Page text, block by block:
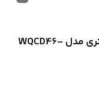
الکتروپمپ لجن‌کش گالی 4 اینچ 10 متری مدل WQCD46-